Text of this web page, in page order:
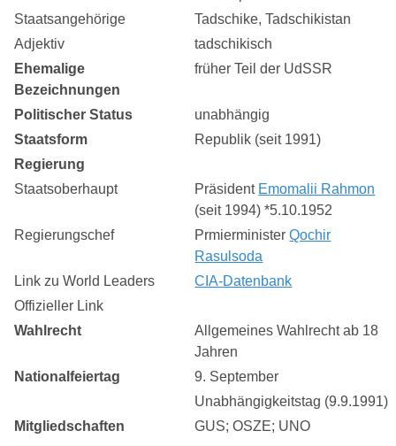
Staatsangehörige
Tadschike, Tadschikistan
Adjektiv
tadschikisch
Ehemalige
Bezeichnungen
früher Teil der UdSSR
Politischer Status
unabhängig
Staatsform
Republik (seit 1991)
Regierung
Staatsoberhaupt
Präsident Emomalii Rahmon
(seit 1994) *5.10.1952
Regierungschef
PrmierministerQochir
Rasulsoda
Link zu World Leaders
CIA-Datenbank
Offizieller Link
Wahlrecht
Allgemeines Wahlrecht ab 18
Jahren
Nationalfeiertag
9. September
Unabhängigkeitstag (9.9.1991)
Mitgliedschaften
GUS; OSZE; UNO